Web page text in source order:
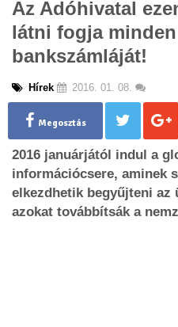
Az Adóhivatal
látni fogja
bankszámláját!
Hírek 2016. 01. 08.
Megosztás
2016 januárjától indul a
információcsere, aminek
elkezdhetik begyűjteni az
azokat továbbítsák a